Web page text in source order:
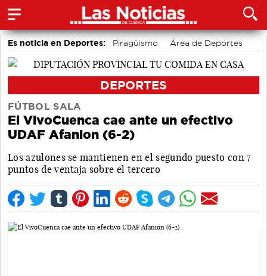
Es noticia en Deportes: Piragüismo
Área de Deportes
Bádminton
Bolos conquenses
DEPORTES
FÚTBOL SALA
El VivoCuenca cae ante un efectivo
UDAF Afanion (6-2)
Los azulones se mantienen en el segundo puesto con 7
puntos de ventaja sobre el tercero